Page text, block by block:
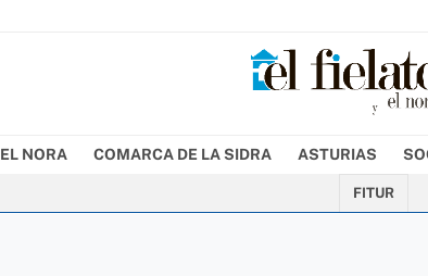
EL NORA COMARCA DE LA SIDRA ASTURIAS
FITUR